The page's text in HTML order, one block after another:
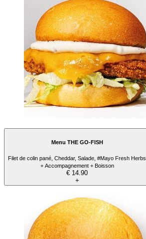
Menu THE GO-FISH
Filet de colin pané, Cheddar, Salade, #Mayo Fresh Herbs
+ Accompagnement + Boisson
€ 14.90
+